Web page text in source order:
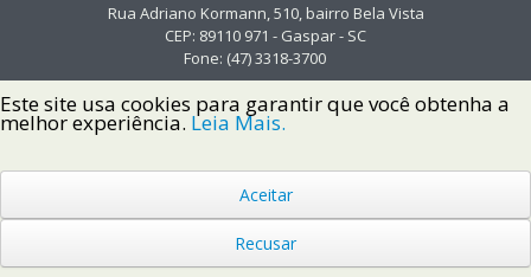
Rua Adriano Kormann, 510, bairro Bela Vista
CEP: 89110 971 - Gaspar - SC
Fone: (47) 3318-3700
Copyright © 2022 Instituto Federal de Santa Catarina IFSC
Todos os Direitos Reservados.
Este site usa cookies para garantir que você obtenha a
melhor experiência. Leia Mais.
Aceitar
Recusar